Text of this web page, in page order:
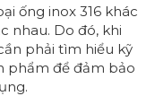
ống inox 316 khác
nhau. Do đó, khi
phải tìm hiểu kỹ
phẩm để đảm bảo